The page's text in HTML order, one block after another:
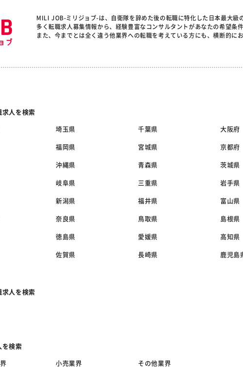
MILI JOB-ミリジョブ-は、自衛隊を辞めた後の転職に特化した日本最大級
多く転職求人募集情報から、経験豊富なコンサルタントがあなたの希望条
また、今までとは全く違う他業界への転職を考えている方にも、横断的に
求人を検索
埼玉県 千葉県 大阪府
福岡県 宮城県 京都府
沖縄県 青森県 茨城県
岐阜県 三重県 岩手県
新潟県 福井県 富山県
奈良県 鳥取県 島根県
徳島県 愛媛県 高知県
佐賀県 長崎県 鹿児島
求人を検索
を検索
小売業界 その他業界